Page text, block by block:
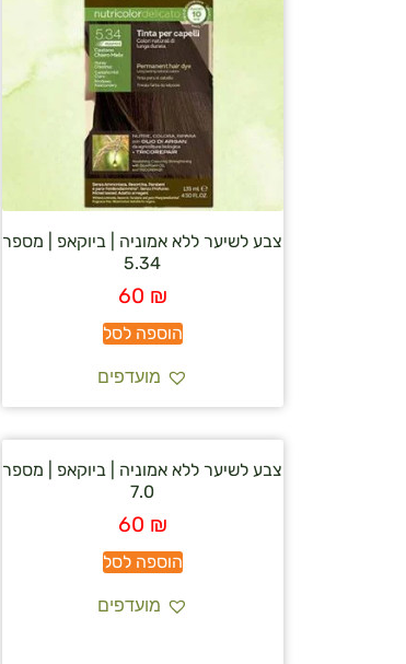
צבע לשיער ללא אמוניה | ביוקאפ | מספר
5.34
60 ₪
הוספה לסל
מועדפים
צבע לשיער ללא אמוניה | ביוקאפ | מספר
7.0
60 ₪
הוספה לסל
מועדפים